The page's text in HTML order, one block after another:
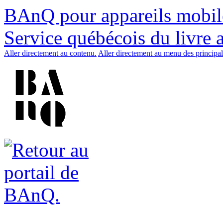
BAnQ pour appareils
Service québécois du livre
Aller directement au contenu. Aller directement au menu des